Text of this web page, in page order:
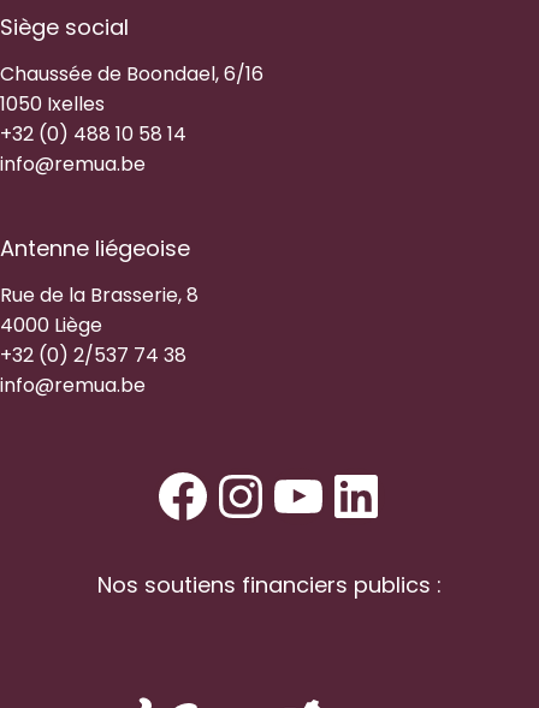
Siège social
Chaussée de Boondael, 6/16
1050 Ixelles
+32 (0) 488 10 58 14
info@remua.be
Antenne liégeoise
Rue de la Brasserie, 8
4000 Liège
+32 (0) 2/537 74 38
info@remua.be
Facebook
Instagram
YouTube
Nos soutiens financiers publics :